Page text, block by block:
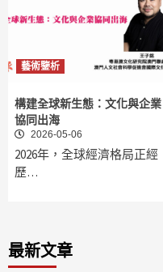
藝術鑒析
構建全球新生態：文化與企業
協同出海
2026-05-06
2026年，全球經濟格局正經
歷…
最新文章